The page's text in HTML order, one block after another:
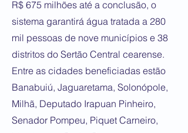
R$ 675 milhões até a conclusão, o
sistema garantirá água tratada a 280
mil pessoas de nove municípios e 38
distritos do Sertão Central cearense.
Entre as cidades beneficiadas estão
Banabuiú, Jaguaretama, Solonópole,
Milhã, Deputado Irapuan Pinheiro,
Senador Pompeu, Piquet Carneiro,